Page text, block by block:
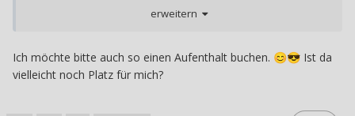
Survival ist echt einfach...erweitern
Ich möchte bitte auch so einen Aufenthalt buchen. 😊😎 Ist da
vielleicht noch Platz für mich?